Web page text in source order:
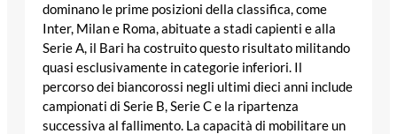
dominano le prime posizioni della classifica, come
Inter, Milan e Roma, abituate a stadi capienti e alla
Serie A, il Bari ha costruito questo risultato militando
quasi esclusivamente in categorie inferiori. Il
percorso dei biancorossi negli ultimi dieci anni include
campionati di Serie B, Serie C e la ripartenza
successiva al fallimento. La capacità di mobilitare un